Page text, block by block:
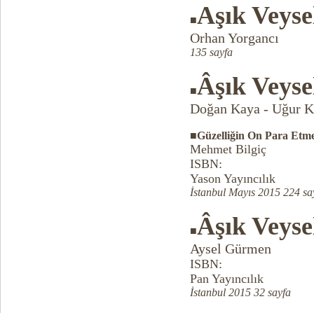
■Aşık
Orhan Yorgancı
135 sayfa
■Âşık
Doğan Kaya - Uğur
■Güzelliğin On Para
Mehmet Bilgiç
ISBN:
Yason Yayıncılık
İstanbul Mayıs 2015 224
■Âşık
Aysel Gürmen
ISBN:
Pan Yayıncılık
İstanbul 2015 32 sayfa